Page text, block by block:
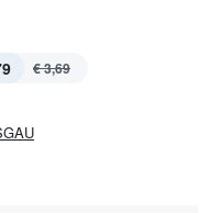
€ 3,69